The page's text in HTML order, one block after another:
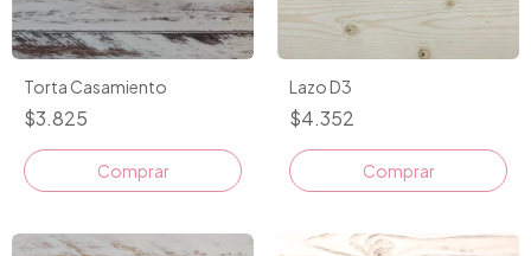
Torta Casamiento
$3.825
Comprar
Lazo D3
$4.352
Comprar